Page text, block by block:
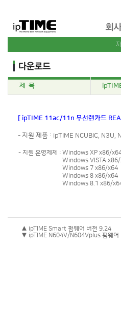
제 목
[ ipTIME 11ac/11n 무선랜카드
- 지원 제품 : ipTIME NCUBIC,
- 지원 운영체제 : Windows XP x86/
Windows VISTA
Windows 7 x86/x64
Windows 8 x86/x64
Windows 8.1 x86/
▲ ipTIME Smart 펌웨어 버전 9.24
▼ ipTIME N604V/N604Vplus 펌웨어